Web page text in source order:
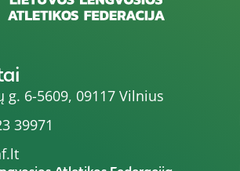
g. 6-5609, 09117 Vilnius
39971